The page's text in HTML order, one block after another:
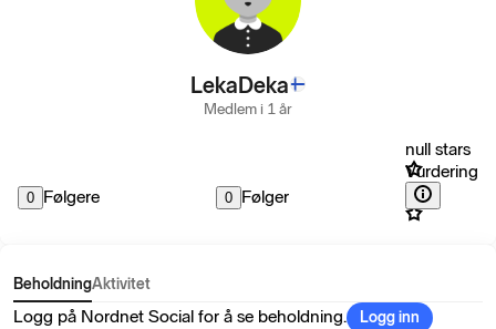
LekaDeka
Medlem i 1 år
0 Følgere 0 Følger
null stars
Vurdering
BeholdningAktivitet
Logg på Nordnet Social for å se beholdning. Logg inn